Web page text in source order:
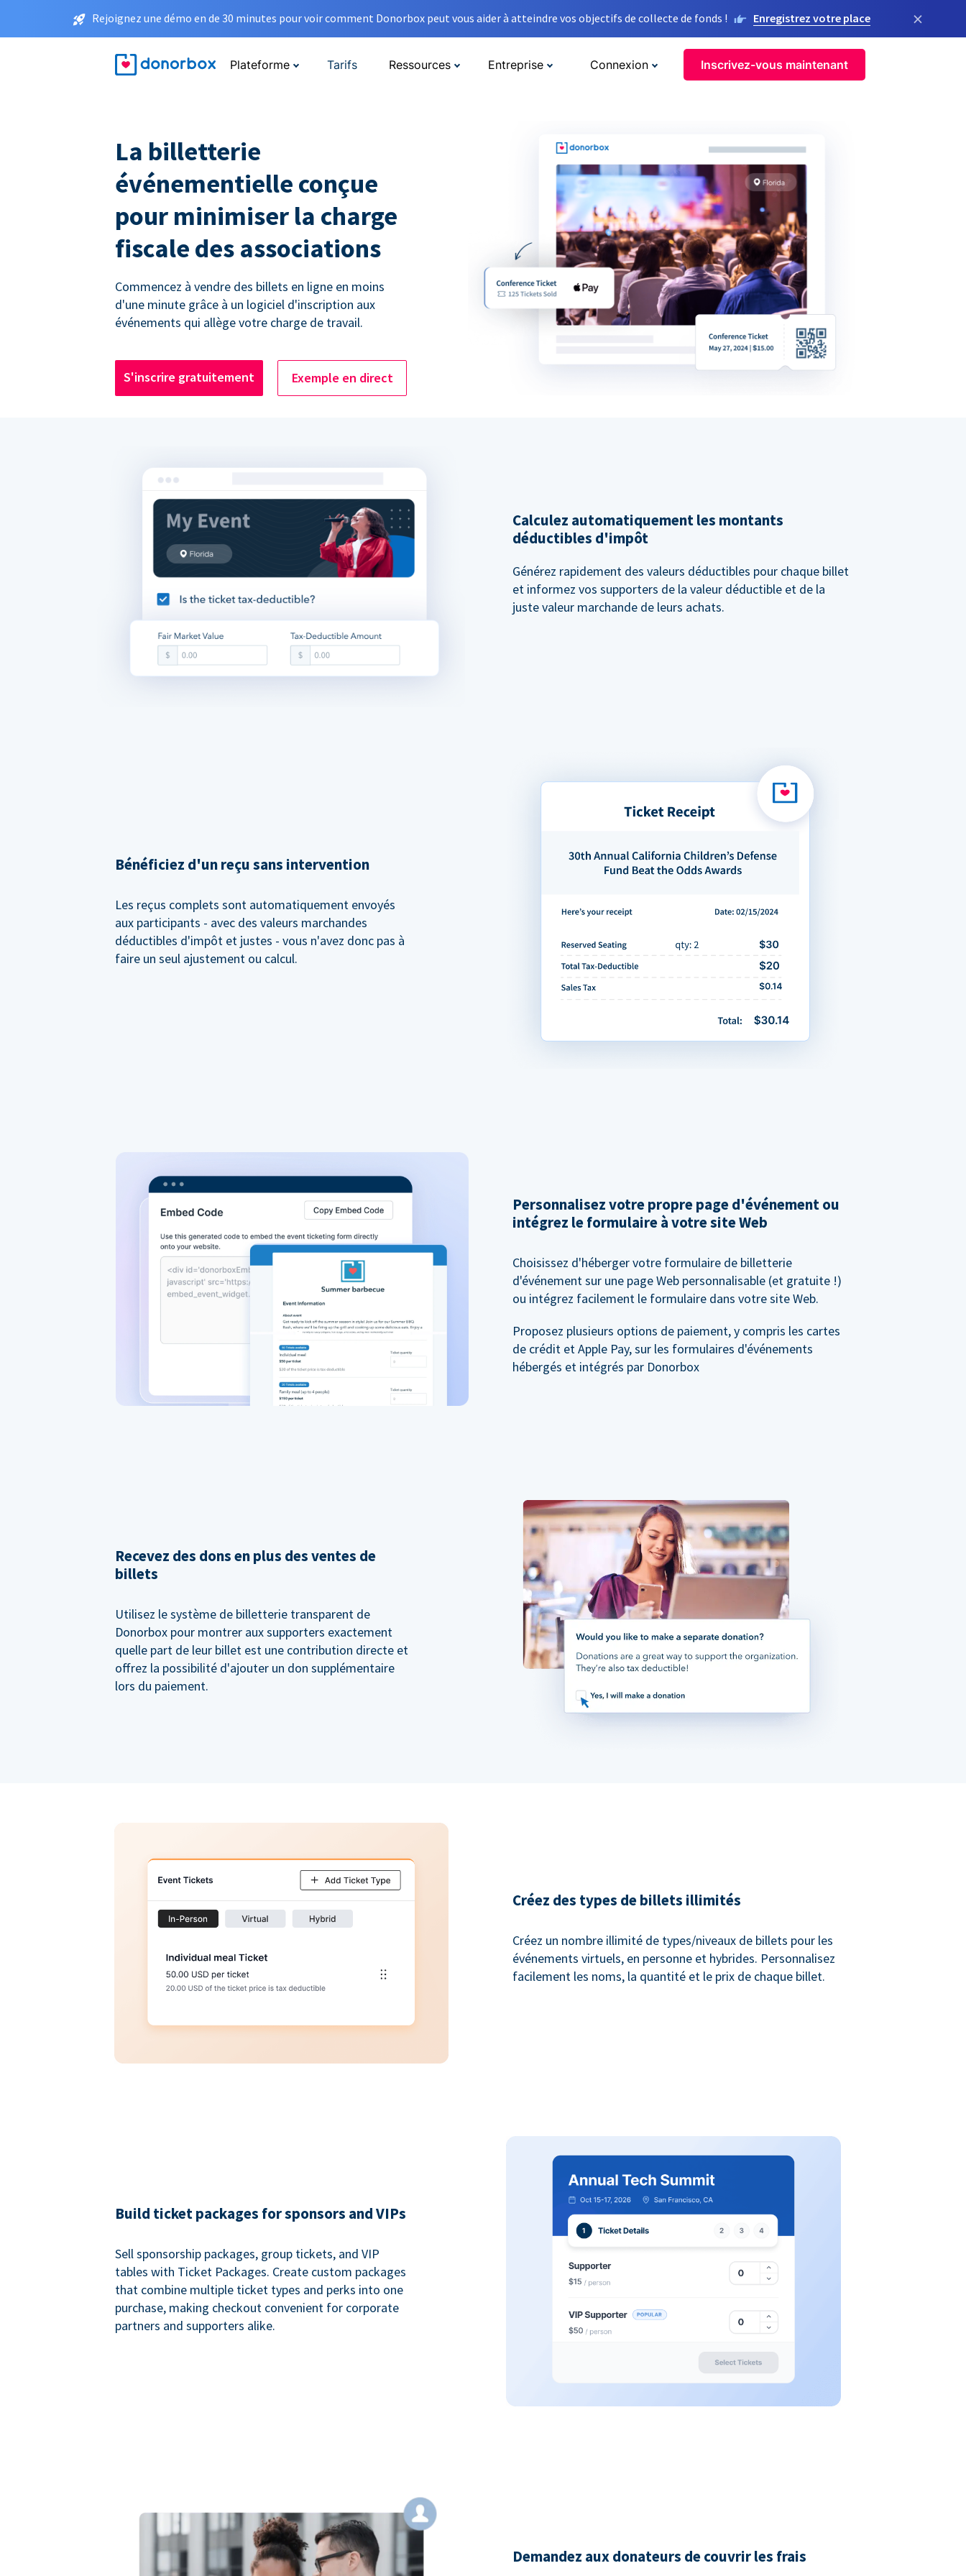
Rejoignez une démo en de 30 minutes pour voir comment Donorbox peut vous aider à atteindre vos objectifs de collecte de fonds ! Enregistrez votre place ×
Plateforme Tarifs Ressources Entreprise Connexion Inscrivez-vous maintenant
La billetterie
événementielle conçue
pour minimiser la charge
fiscale des associations
Commencez à vendre des billets en ligne en moins
d'une minute grâce à un logiciel d'inscription aux
événements qui allège votre charge de travail.
S'inscrire gratuitement Exemple en direct
Calculez automatiquement les montants
déductibles d'impôt
Générez rapidement des valeurs déductibles pour chaque billet
et informez vos supporters de la valeur déductible et de la
juste valeur marchande de leurs achats.
Bénéficiez d'un reçu sans intervention
Les reçus complets sont automatiquement envoyés
aux participants - avec des valeurs marchandes
déductibles d'impôt et justes - vous n'avez donc pas à
faire un seul ajustement ou calcul.
Personnalisez votre propre page d'événement ou
intégrez le formulaire à votre site Web
Choisissez d'héberger votre formulaire de billetterie
d'événement sur une page Web personnalisable (et gratuite !)
ou intégrez facilement le formulaire dans votre site Web.
Proposez plusieurs options de paiement, y compris les cartes
de crédit et Apple Pay, sur les formulaires d'événements
hébergés et intégrés par Donorbox
Recevez des dons en plus des ventes de
billets
Utilisez le système de billetterie transparent de
Donorbox pour montrer aux supporters exactement
quelle part de leur billet est une contribution directe et
offrez la possibilité d'ajouter un don supplémentaire
lors du paiement.
Créez des types de billets illimités
Créez un nombre illimité de types/niveaux de billets pour les
événements virtuels, en personne et hybrides. Personnalisez
facilement les noms, la quantité et le prix de chaque billet.
Build ticket packages for sponsors and VIPs
Sell sponsorship packages, group tickets, and VIP
tables with Ticket Packages. Create custom packages
that combine multiple ticket types and perks into one
purchase, making checkout convenient for corporate
partners and supporters alike.
Demandez aux donateurs de couvrir les frais